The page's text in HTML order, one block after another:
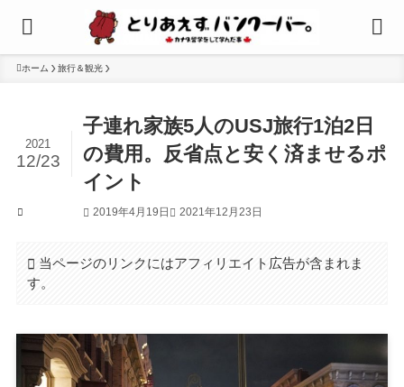
ホーム 旅行＆観光
子連れ家族5人のUSJ旅行1泊2日
の費用。反省点と安く済ませるポ
イント
2021
12/23
2019年4月19日 2021年12月23日
当ページのリンクにはアフィリエイト広告が含まれま
す。